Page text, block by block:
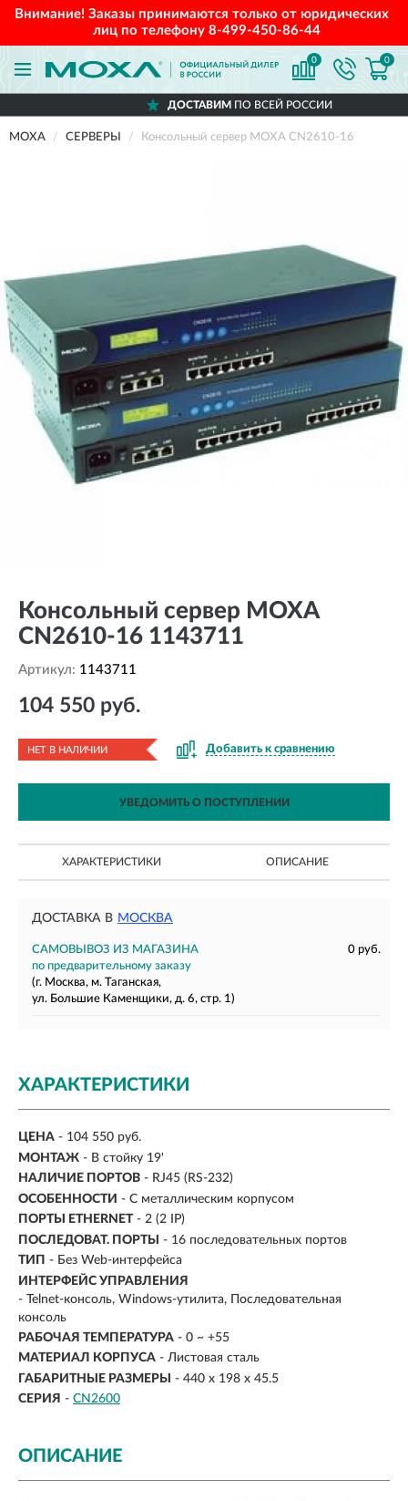
Внимание! Заказы принимаются только от юридических
лиц по телефону 8-499-450-86-44
0 0
ДОСТАВИМПО ВСЕЙ РОССИИ
MOXA СЕРВЕРЫ Консольный сервер MOXA CN2610-16
Консольный сервер MOXA
CN2610-16 1143711
Артикул: 1143711
104 550 руб.
НЕТ В НАЛИЧИИ Добавить к сравнению
УВЕДОМИТЬ О ПОСТУПЛЕНИИ
ХАРАКТЕРИСТИКИ ОПИСАНИЕ
ДОСТАВКА В МОСКВА
САМОВЫВОЗ ИЗ МАГАЗИНА
0 руб.
по предварительному заказу
(г. Москва, м. Таганская,
ул. Большие Каменщики, д. 6, стр. 1)
ХАРАКТЕРИСТИКИ
ЦЕНА - 104 550 руб.
МОНТАЖ - В стойку 19'
НАЛИЧИЕ ПОРТОВ - RJ45 (RS-232)
ОСОБЕННОСТИ - С металлическим корпусом
ПОРТЫ ETHERNET - 2 (2 IP)
ПОСЛЕДОВАТ. ПОРТЫ
- 16 последовательных портов
ТИП - Без Web-интерфейса
ИНТЕРФЕЙС УПРАВЛЕНИЯ
- Telnet-консоль, Windows-утилита, Последовательная
консоль
РАБОЧАЯ ТЕМПЕРАТУРА - 0 ~ +55
МАТЕРИАЛ КОРПУСА - Листовая сталь
ГАБАРИТНЫЕ РАЗМЕРЫ
- 440 x 198 x 45.5
СЕРИЯ - CN2600
ОПИСАНИЕ